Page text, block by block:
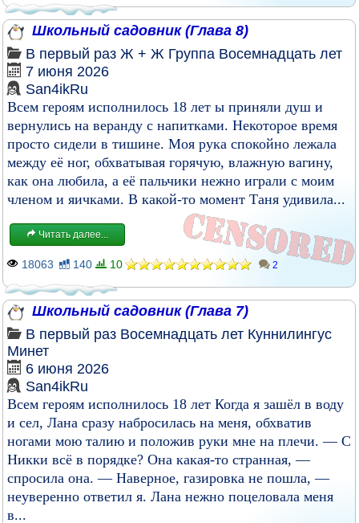
Школьный садовник (Глава 8)
В первый раз Ж + Ж Группа Восемнадцать лет
7 июня 2026
San4ikRu
Всем героям исполнилось 18 лет ы приняли душ и
вернулись на веранду с напитками. Некоторое время
просто сидели в тишине. Моя рука спокойно лежала
между её ног, обхватывая горячую, влажную вагину,
как она любила, а её пальчики нежно играли с моим
членом и яичками. В какой-то момент Таня удивила...
Читать далее...
18063 140 10 2
Школьный садовник (Глава 7)
В первый раз Восемнадцать лет Куннилингус
Минет
6 июня 2026
San4ikRu
Всем героям исполнилось 18 лет Когда я зашёл в воду
и сел, Лана сразу набросилась на меня, обхватив
ногами мою талию и положив руки мне на плечи. — С
Никки всё в порядке? Она какая-то странная, —
спросила она. — Наверное, газировка не пошла, —
неуверенно ответил я. Лана нежно поцеловала меня
в...